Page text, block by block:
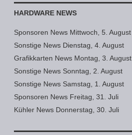
HARDWARE NEWS
Sponsoren News Mittwoch, 5. August
Sonstige News Dienstag, 4. August
Grafikkarten News Montag, 3. August
Sonstige News Sonntag, 2. August
Sonstige News Samstag, 1. August
Sponsoren News Freitag, 31. Juli
Kühler News Donnerstag, 30. Juli